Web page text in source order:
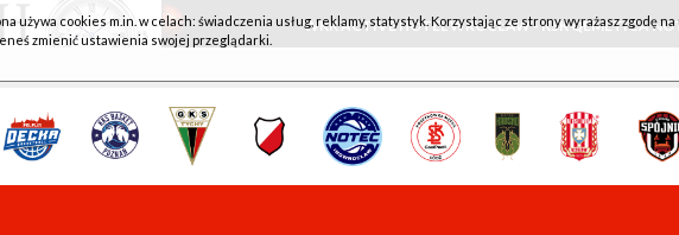
WKK ACTIVE HOTEL WROCŁAW - KSK QEMETICA
używa cookies m.in. w celach: świadczenia usług, reklamy, statystyk. Korzystając ze strony wyrażasz zgodę
zmienić ustawienia swojej przeglądarki.